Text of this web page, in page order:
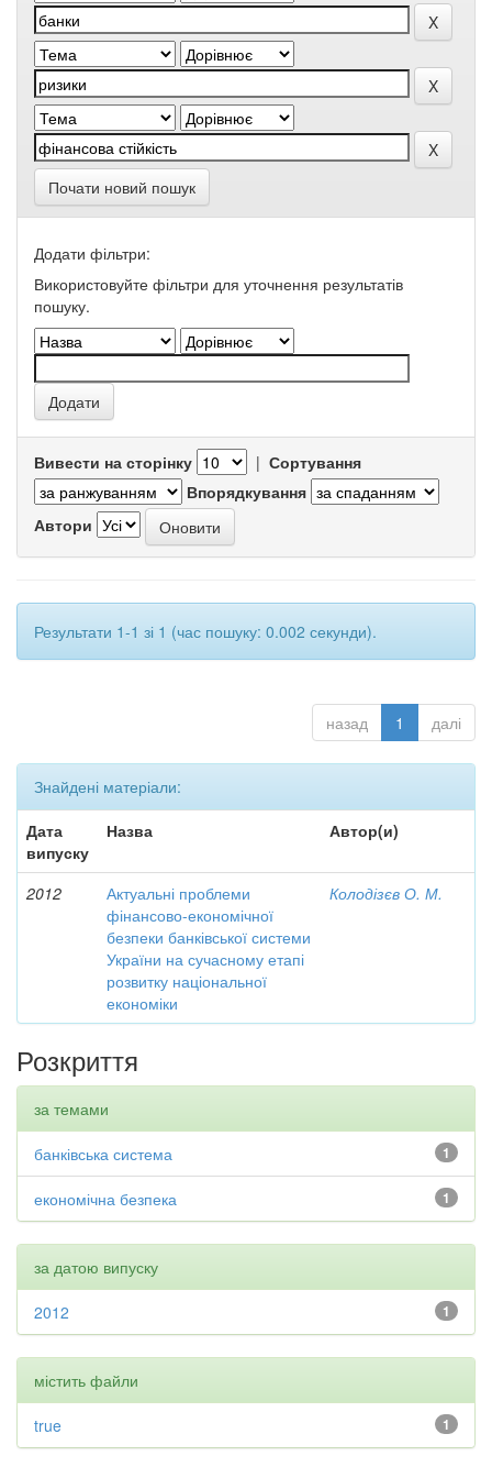
Почати новий пошук
Додати фільтри:
Використовуйте фільтри для уточнення результатів
пошуку.
Вивести на сторінку | Сортування
Впорядкування
Автори
Результати 1-1 зі 1 (час пошуку: 0.002 секунди).
назад 1 далі
Знайдені матеріали:
Дата
випуску
Назва Автор(и)
2012
Актуальні проблеми
фінансово-економічної
безпеки банківської системи
України на сучасному етапі
розвитку національної
економіки
Колодізєв О. М.
Розкриття
за темами
1
банківська система
1
економічна безпека
за датою випуску
1
2012
містить файли
1
true